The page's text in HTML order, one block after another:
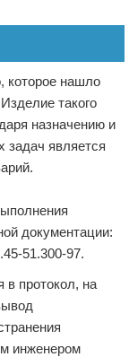
которое нашло
такого
назначению и
задач является
документации:
51.300-97.
в протокол, на
инженером